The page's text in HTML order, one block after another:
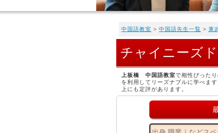
中国語教室 > 中国語先生一覧 > 東
チャイニーズ
上板橋 中国語教室で相性ぴった
を利用してリーズナブルに学べま
上にも定評があります。